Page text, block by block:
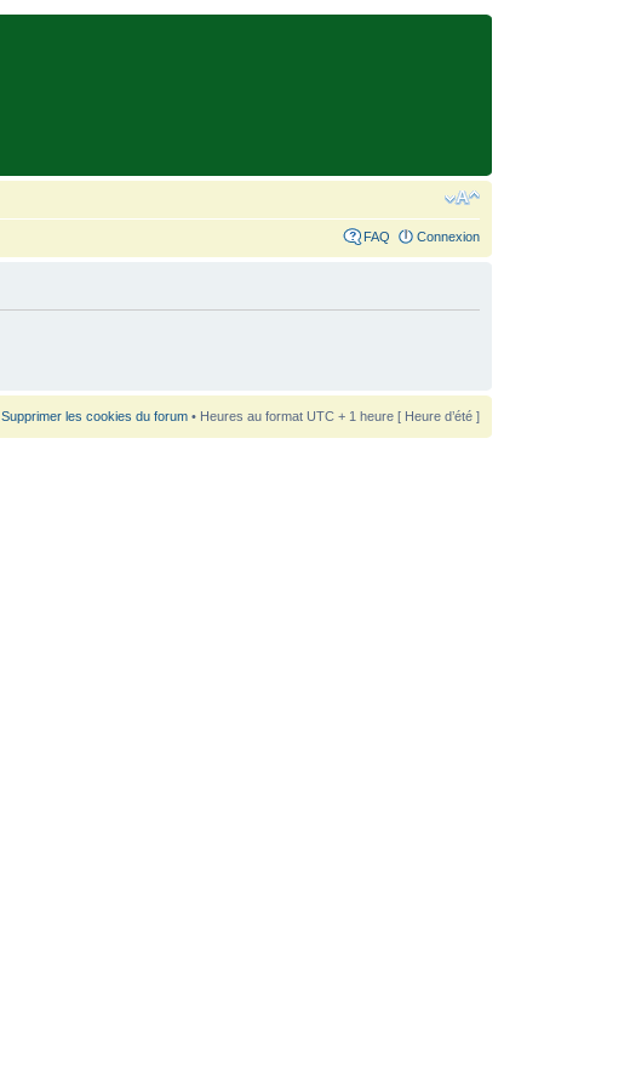
FAQ Connexion
Supprimer les cookies du forum• Heures au format UTC + 1 heure [ Heure d’été ]